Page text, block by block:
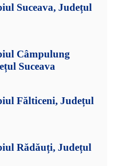
Suceava, Județul
Câmpulung
Suceava
Fălticeni, Județul
Rădăuți, Județul